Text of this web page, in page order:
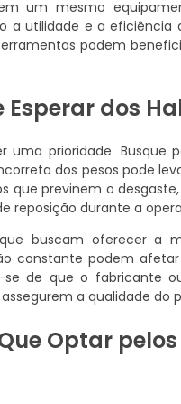
um mesmo
a utilidade e a eficiência
podem
dos
uma prioridade. Busque
dos pesos pode
previnem o
reposição durante a
buscam oferecer a
constante podem
de que o fabricante
a qualidade do
Optar